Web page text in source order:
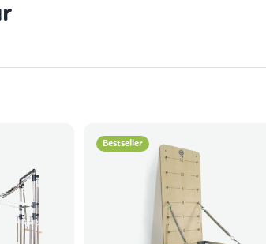
Bestseller